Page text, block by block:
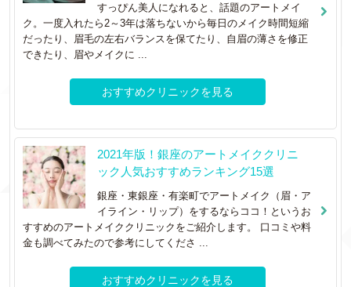
すっぴん美人になれると、話題のアートメイ
ク。一度入れたら2～3年は落ちないから毎日のメイク時間短縮
だったり、眉毛の左右バランスを保てたり、自眉の薄さを修正
できたり、眉やメイクに ...
おすすめクリニックを見る
2021年版！銀座のアートメイククリニ
ック人気おすすめランキング15選
銀座・東銀座・有楽町でアートメイク（眉・ア
イライン・リップ）をするならココ！というお
すすめのアートメイククリニックをご紹介します。 口コミや料
金も調べてみたので参考にしてくださ ...
おすすめクリニックを見る